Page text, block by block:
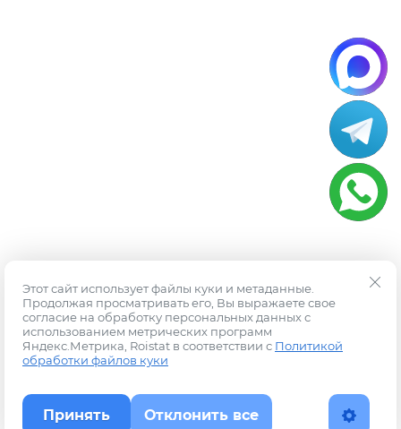
Этот сайт использует файлы куки и метаданные.
Продолжая просматривать его, Вы выражаете свое
согласие на обработку персональных данных с
использованием метрических программ
Яндекс.Метрика, Roistat в соответствии с Политикой
обработки файлов куки
Принять Отклонить все